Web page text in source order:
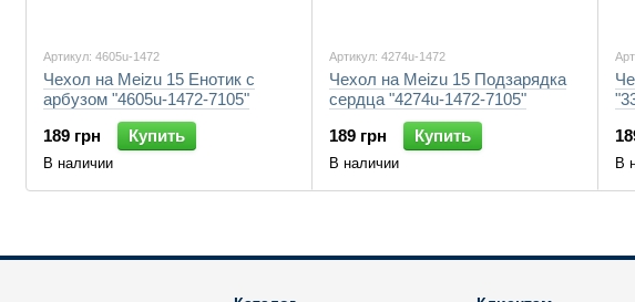
Артикул: 4605u-1472
Чехол на Meizu 15 Енотик с
арбузом "4605u-1472-7105"
189 грн
Купить
В наличии
Артикул: 4274u-1472
Чехол на Meizu 15 Подзарядка
сердца "4274u-1472-7105"
189 грн
Купить
В наличии В